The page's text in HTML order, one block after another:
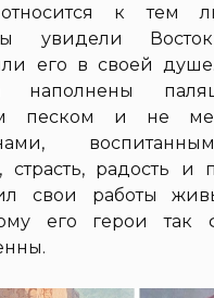
к тем
увидели
его в своей
наполнены
песком и не
страсть, радость и
свои работы
его герои так